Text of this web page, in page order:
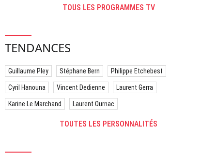
TOUS LES PROGRAMMES TV
TENDANCES
Guillaume Pley Stéphane Bern Philippe Etchebest
Cyril Hanouna Vincent Dedienne Laurent Gerra
Karine Le Marchand Laurent Ournac
TOUTES LES PERSONNALITÉS